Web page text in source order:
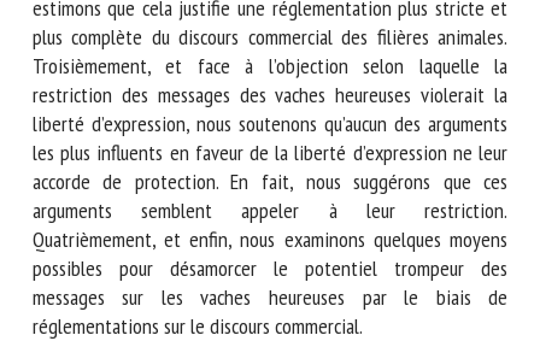
identifier et à raisonner sur nos devoirs moraux. Nous
estimons que cela justifie une réglementation plus stricte
et plus complète du discours commercial des filières
animales. Troisièmement, et face à l’objection selon laquelle
la restriction des messages des vaches heureuses violerait
la liberté d’expression, nous soutenons qu’aucun des
arguments les plus influents en faveur de la liberté
d’expression ne leur accorde de protection. En fait, nous
suggérons que ces arguments semblent appeler à leur
restriction. Quatrièmement, et enfin, nous examinons
quelques moyens possibles pour désamorcer le potentiel
trompeur des messages sur les vaches heureuses par le biais